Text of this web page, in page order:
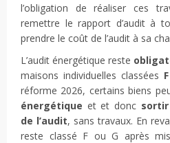
l’obligation de réaliser ces
remettre le rapport d’audit à
prendre le coût de l’audit à sa
L’audit énergétique reste
maisons individuelles classées
réforme 2026, certains biens
énergétique et et donc
de l’audit, sans travaux. En
reste classé F ou G après